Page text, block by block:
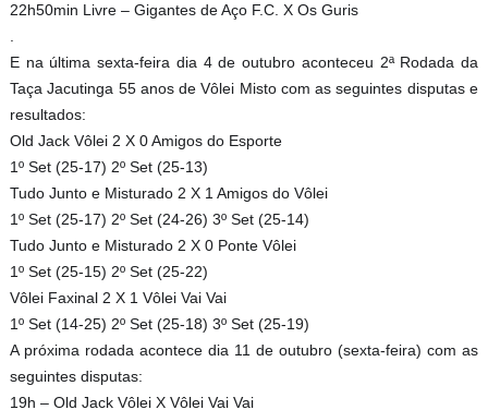
22h50min Livre – Gigantes de Aço F.C. X Os Guris
.
E na última sexta-feira dia 4 de outubro aconteceu 2ª Rodada da
Taça Jacutinga 55 anos de Vôlei Misto com as seguintes disputas e
resultados:
Old Jack Vôlei 2 X 0 Amigos do Esporte
1º Set (25-17) 2º Set (25-13)
Tudo Junto e Misturado 2 X 1 Amigos do Vôlei
1º Set (25-17) 2º Set (24-26) 3º Set (25-14)
Tudo Junto e Misturado 2 X 0 Ponte Vôlei
1º Set (25-15) 2º Set (25-22)
Vôlei Faxinal 2 X 1 Vôlei Vai Vai
1º Set (14-25) 2º Set (25-18) 3º Set (25-19)
A próxima rodada acontece dia 11 de outubro (sexta-feira) com as
seguintes disputas:
19h – Old Jack Vôlei X Vôlei Vai Vai